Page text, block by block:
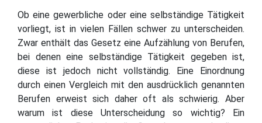
Ob eine gewerbliche oder eine selbständige Tätigkeit
vorliegt, ist in vielen Fällen schwer zu unterscheiden.
Zwar enthält das Gesetz eine Aufzählung von Berufen,
bei denen eine selbständige Tätigkeit gegeben ist,
diese ist jedoch nicht vollständig. Eine Einordnung
durch einen Vergleich mit den ausdrücklich genannten
Berufen erweist sich daher oft als schwierig. Aber
warum ist diese Unterscheidung so wichtig? Ein